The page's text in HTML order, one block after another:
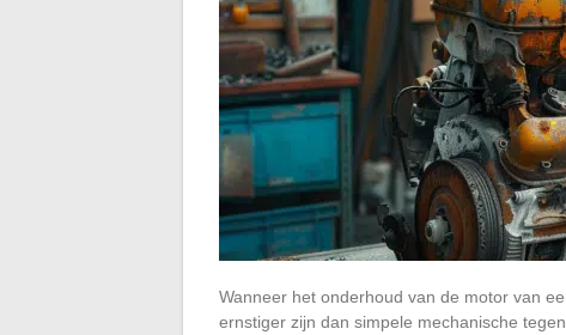
Wanneer het onderhoud van de motor van
ernstiger zijn dan simpele mechanische